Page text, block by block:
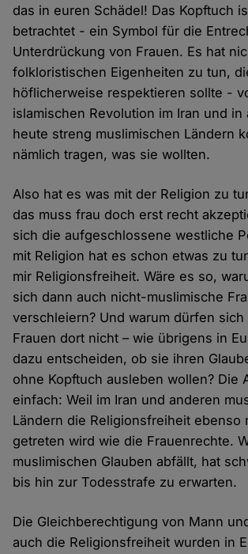
das in euren Schädel! Das Kopftuch
betrachtet - ein Symbol für die
Unterdrückung von Frauen. Es hat
folkloristischen Eigenheiten zu tun,
höflicherweise respektieren sollte -
islamischen Revolution im Iran und in
heute streng muslimischen Ländern
nämlich tragen, was sie wollten.
Also hat es was mit der Religion zu
das muss frau doch erst recht
sich die aufgeschlossene westliche
mit Religion hat es schon etwas zu
mir Religionsfreiheit. Wäre es so,
sich dann auch nicht-muslimische
verschleiern? Und warum dürfen sich
Frauen dort nicht – wie übrigens in
dazu entscheiden, ob sie ihren
ohne Kopftuch ausleben wollen? Die
einfach: Weil im Iran und anderen
Ländern die Religionsfreiheit ebenso
getreten wird wie die Frauenrechte.
muslimischen Glauben abfällt, hat
bis hin zur Todesstrafe zu erwarten.
Die Gleichberechtigung von Mann
auch die Religionsfreiheit wurden in